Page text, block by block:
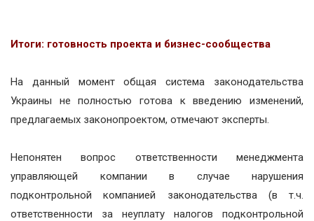
Итоги: готовность проекта и бизнес-сообщества
На данный момент общая система законодательства
Украины не полностью готова к введению изменений,
предлагаемых законопроектом, отмечают эксперты.
Непонятен вопрос ответственности менеджмента
управляющей компании в случае нарушения
подконтрольной компанией законодательства (в т.ч.
ответственности за неуплату налогов подконтрольной